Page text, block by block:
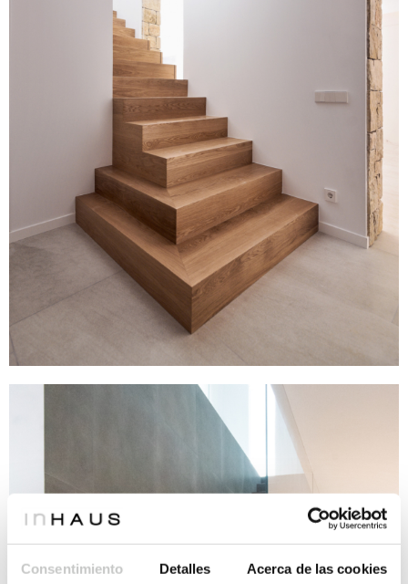
Consentimiento Detalles Acerca de las cookies